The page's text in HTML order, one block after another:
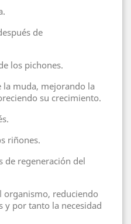
de
los pichones.
la muda, mejorando la
su crecimiento.
riñones.
de regeneración del
organismo, reduciendo
y por tanto la necesidad